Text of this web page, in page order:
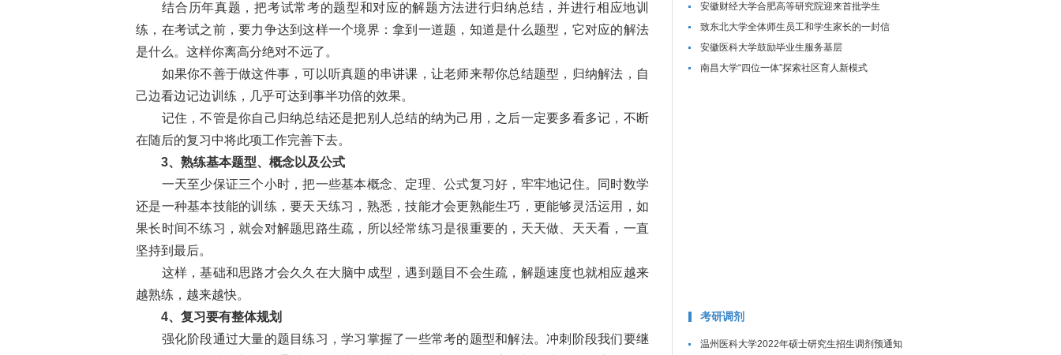
结合历年真题，把考试常考的题型和对应的解题方法进行归纳总结，并进行相应地训
练，在考试之前，要力争达到这样一个境界：拿到一道题，知道是什么题型，它对应的解法
是什么。这样你离高分绝对不远了。
如果你不善于做这件事，可以听真题的串讲课，让老师来帮你总结题型，归纳解法，自
己边看边记边训练，几乎可达到事半功倍的效果。
记住，不管是你自己归纳总结还是把别人总结的纳为己用，之后一定要多看多记，不断
在随后的复习中将此项工作完善下去。
3、熟练基本题型、概念以及公式
一天至少保证三个小时，把一些基本概念、定理、公式复习好，牢牢地记住。同时数学
还是一种基本技能的训练，要天天练习，熟悉，技能才会更熟能生巧，更能够灵活运用，如
果长时间不练习，就会对解题思路生疏，所以经常练习是很重要的，天天做、天天看，一直
坚持到最后。
这样，基础和思路才会久久在大脑中成型，遇到题目不会生疏，解题速度也就相应越来
越熟练，越来越快。
4、复习要有整体规划
强化阶段通过大量的题目练习，学习掌握了一些常考的题型和解法。冲刺阶段我们要继
安徽财经大学合肥高等研究院迎来首批学生
致东北大学全体师生员工和学生家长的一封信
安徽医科大学鼓励毕业生服务基层
南昌大学“四位一体”探索社区育人新模式
考研调剂
温州医科大学2022年硕士研究生招生调剂预通知